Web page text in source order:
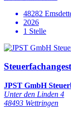
48282
2026
1 Stelle
JPST GmbH
Unter den Linden 4
48493 Wettringen